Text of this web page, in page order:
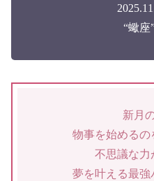
“蠍座
新月
物事を始めるの
不思議な力
夢を叶える最強